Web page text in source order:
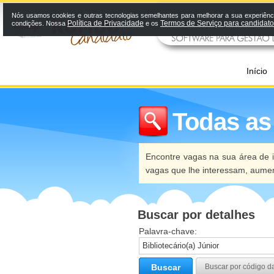
Início
Todas
Encontre vagas na sua área
vagas que lhe interessam,
Buscar por detalhes
Palavra-chave:
Buscar Buscar por código
Nós usamos cookies e outras tecnologias semelhantes para melhorar a sua
condições. Nossa Política de Privacidade e os Termos de Serviço para